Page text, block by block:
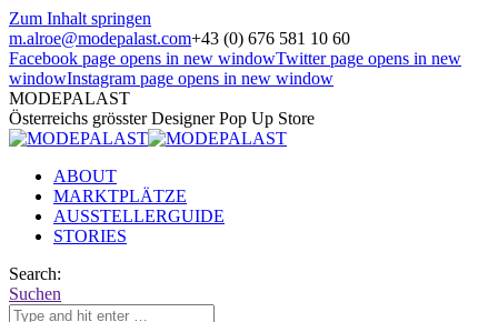
Zum Inhalt springen
m.alroe@modepalast.com+43 (0) 676 581 10 60
Facebook page opens in new windowTwitter page opens in new
windowInstagram page opens in new window
MODEPALAST
Österreichs grösster Designer Pop Up Store
ABOUT
MARKTPLÄTZE
AUSSTELLERGUIDE
STORIES
Search:
Suchen